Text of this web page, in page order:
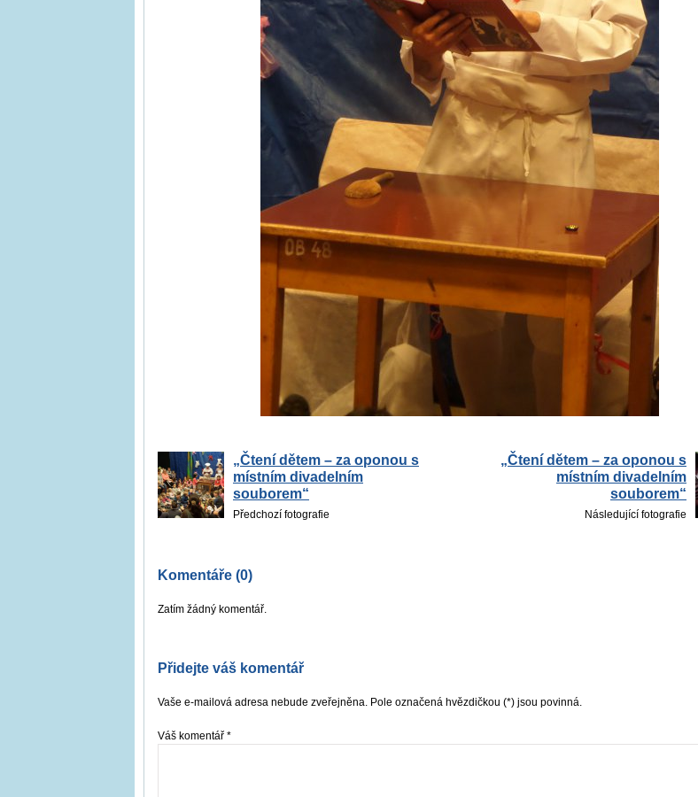
„Čtení dětem – za oponou s
místním divadelním
souborem“
Předchozí fotografie
„Čtení dětem – za oponou s
místním divadelním
souborem“
Následující fotografie
Komentáře (0)
Zatím žádný komentář.
Přidejte váš komentář
Vaše e-mailová adresa nebude zveřejněna. Pole označená hvězdičkou (*) jsou povinná.
Váš komentář *